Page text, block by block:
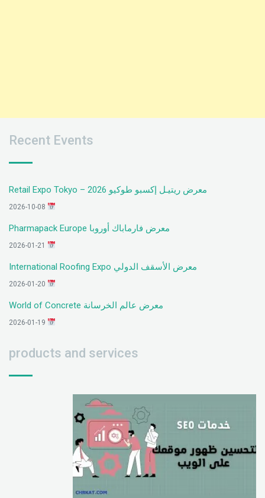
Recent Events
معرض ريتيـل إكسبو طوكيو 2026 – Retail Expo Tokyo
معرض فارماباك أوروبا Pharmapack Europe
معرض الأسقف الدولي International Roofing Expo
معرض عالم الخرسانة World of Concrete
products and services